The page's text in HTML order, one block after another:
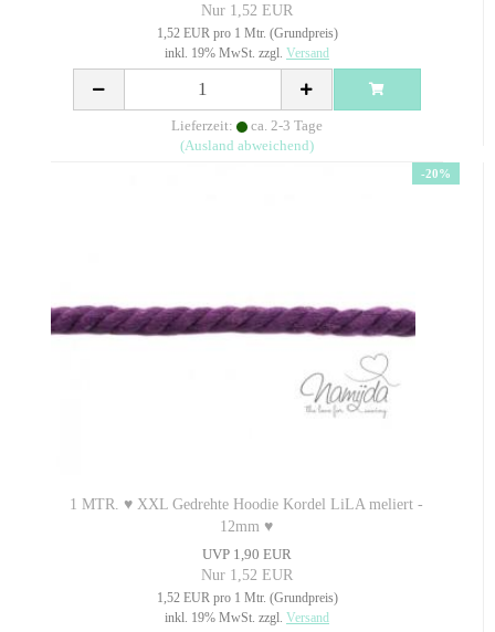
Nur 1,52 EUR
1,52 EUR pro 1 Mtr. (Grundpreis)
inkl. 19% MwSt. zzgl. Versand
Lieferzeit:
ca. 2-3 Tage
(Ausland abweichend)
-20%
1 MTR. ♥ XXL Gedrehte Hoodie Kordel LiLA meliert -
12mm ♥
UVP 1,90 EUR
Nur 1,52 EUR
1,52 EUR pro 1 Mtr. (Grundpreis)
inkl. 19% MwSt. zzgl. Versand